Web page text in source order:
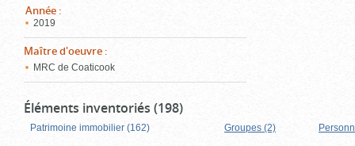
Année :
2019
Maître d'oeuvre :
MRC de Coaticook
Éléments inventoriés (198)
Patrimoine immobilier (162) Groupes (2)